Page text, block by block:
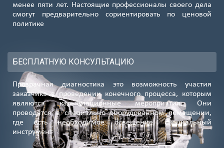
Подробнее...
Терехово
Подробнее...
Шаболовская
8 (985) 138-00-82
Подробнее...
менее пяти лет. Настоящие профессионалы своего дела
смогут предварительно сориентировать по ценовой
политике
БЕСПЛАТНУЮ КОНСУЛЬТАЦИЮ
Прозрачная диагностика это возможность участия
заказчика в проведении конечного процесса, которым
являются калькуляционные мероприятия. Они
проводятся в специально оборудованном помещении,
где есть необходимое освещение, специальный
инструмент